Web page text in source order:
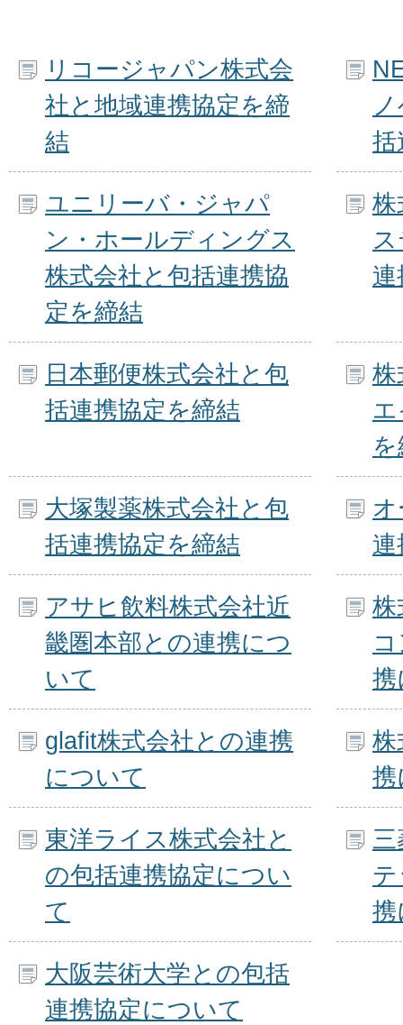
リコージャパン株式会
社と地域連携協定を締
結
括
ユニリーバ・ジャパ
ン・ホールディングス
株式会社と包括連携協
定を締結
株
連
日本郵便株式会社と包
括連携協定を締結
株
大塚製薬株式会社と包
括連携協定を締結
アサヒ飲料株式会社近
畿圏本部との連携につ
いて
株
携
glafit株式会社との連携
について
株
携
東洋ライス株式会社と
の包括連携協定につい
て
携
大阪芸術大学との包括
連携協定について